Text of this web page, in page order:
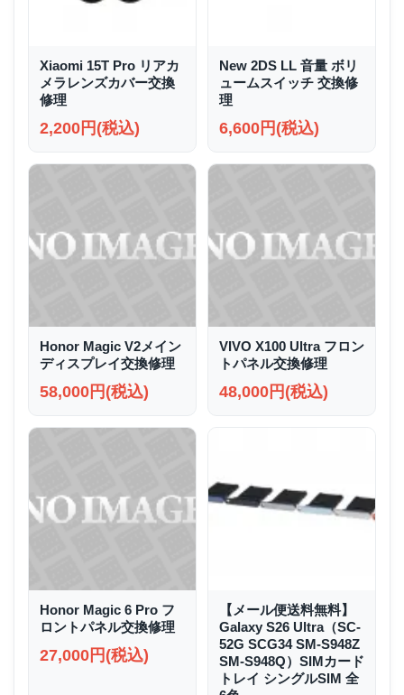
Xiaomi 15T Pro リアカ
メラレンズカバー交換
修理
2,200円(税込)
New 2DS LL 音量 ボリ
ュームスイッチ 交換修
理
6,600円(税込)
Honor Magic V2メイン
ディスプレイ交換修理
58,000円(税込)
VIVO X100 Ultra フロン
トパネル交換修理
48,000円(税込)
Honor Magic 6 Pro フ
ロントパネル交換修理
27,000円(税込)
【メール便送料無料】
Galaxy S26 Ultra（SC-
52G SCG34 SM-S948Z
SM-S948Q）SIMカード
トレイ シングルSIM 全